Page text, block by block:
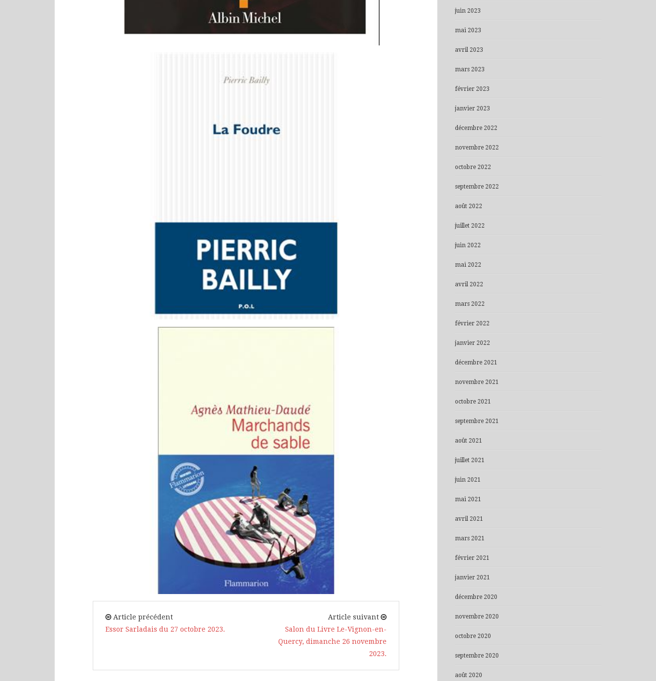
Article précédent
Essor Sarladais du 27 octobre 2023.
Article suivant
Salon du Livre Le-Vignon-en-
Quercy, dimanche 26 novembre
2023.
juin 2023
mai 2023
avril 2023
mars 2023
février 2023
janvier 2023
décembre 2022
novembre 2022
octobre 2022
septembre 2022
août 2022
juillet 2022
juin 2022
mai 2022
avril 2022
mars 2022
février 2022
janvier 2022
décembre 2021
novembre 2021
octobre 2021
septembre 2021
août 2021
juillet 2021
juin 2021
mai 2021
avril 2021
mars 2021
février 2021
janvier 2021
décembre 2020
novembre 2020
octobre 2020
septembre 2020
août 2020